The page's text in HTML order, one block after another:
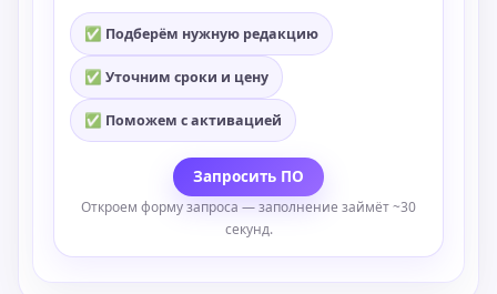
✅ Подберём нужную редакцию
✅ Уточним сроки и цену
✅ Поможем с активацией
Запросить ПО
Откроем форму запроса — заполнение займёт ~30
секунд.